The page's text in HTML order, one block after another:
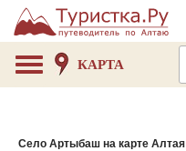
КАРТА
Село Артыбаш на карте Алтая